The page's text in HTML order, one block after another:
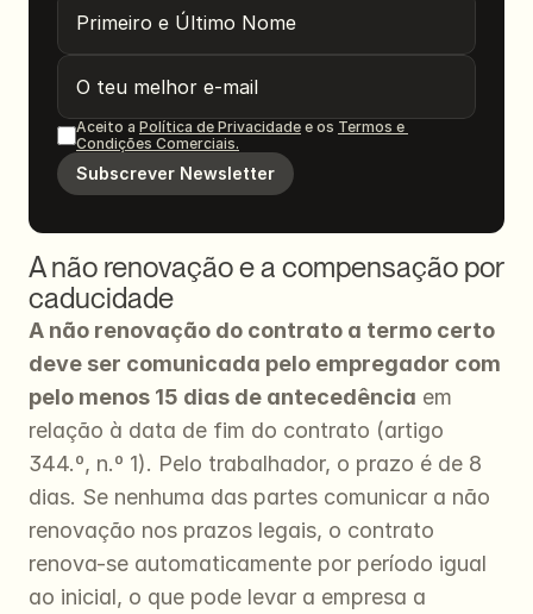
Aceito a Política de Privacidade e os Termos e
Condições Comerciais.
Subscrever Newsletter
A não renovação e a compensação por
caducidade
A não renovação do contrato a termo certo
deve ser comunicada pelo empregador com
pelo menos 15 dias de antecedência em
relação à data de fim do contrato (artigo
344.º, n.º 1). Pelo trabalhador, o prazo é de 8
dias. Se nenhuma das partes comunicar a não
renovação nos prazos legais, o contrato
renova-se automaticamente por período igual
ao inicial, o que pode levar a empresa a